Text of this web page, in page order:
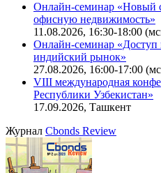
Онлайн-семинар «Новый
офисную недвижимость»
11.08.2026, 16:30-18:00
Онлайн-семинар «Доступ
индийский рынок»
27.08.2026, 16:00-17:00
VIII международная
Республики Узбекистан»
17.09.2026, Ташкент
Журнал Cbonds Review